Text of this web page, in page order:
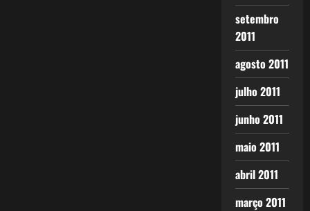
setembro
2011
agosto 2011
julho 2011
junho 2011
maio 2011
abril 2011
março 2011